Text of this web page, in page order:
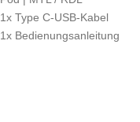
1x Type C-USB-Kabel
1x Bedienungsanleitung